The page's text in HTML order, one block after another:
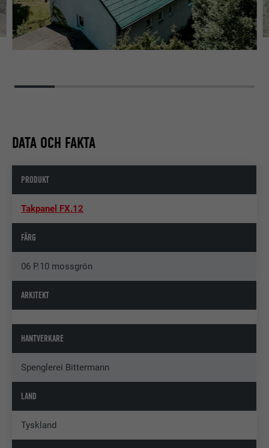
DATA OCH FAKTA
PRODUKT
Takpanel FX.12
FÄRG
06 P.10 mossgrön
ARKITEKT
HANTVERKARE
Spenglerei Bittermann
LAND
Tyskland